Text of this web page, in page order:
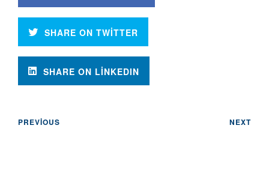
SHARE ON TWITTER
SHARE ON LINKEDIN
PREVIOUS NEXT